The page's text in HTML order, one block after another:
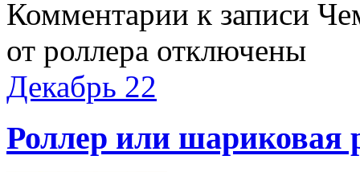
Комментарии к записи
от роллера отключены
Декабрь 22
Роллер или шариковая